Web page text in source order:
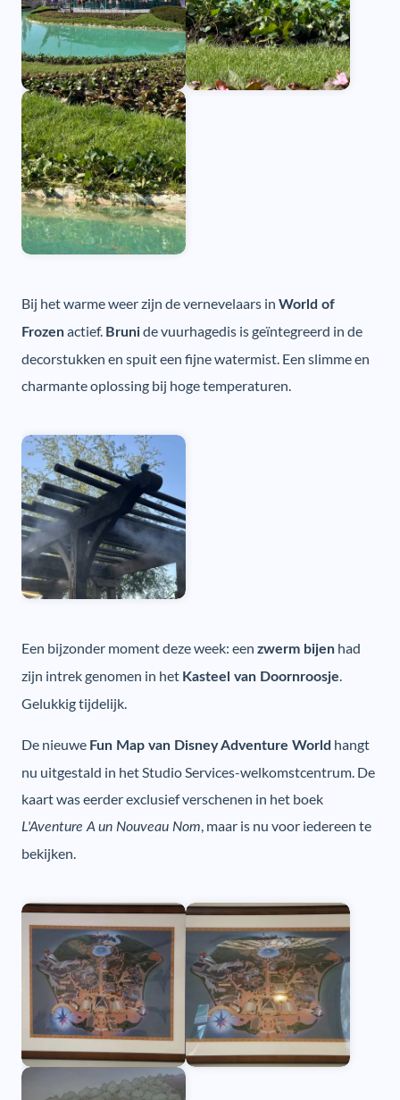
Bij het warme weer zijn de vernevelaars in World of
Frozenactief. Brunide vuurhagedis is geïntegreerd in de
decorstukken en spuit een fijne watermist. Een slimme en
charmante oplossing bij hoge temperaturen.
Een bijzonder moment deze week: een zwerm bijen had
zijn intrek genomen in het Kasteel van Doornroosje.
Gelukkig tijdelijk.
De nieuwe Fun Map van Disney Adventure World hangt
nu uitgestald in het Studio Services-welkomstcentrum. De
kaart was eerder exclusief verschenen in het boek
L'Aventure A un Nouveau Nom, maar is nu voor iedereen te
bekijken.